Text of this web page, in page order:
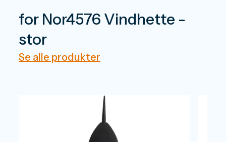
for Nor4576 Vindhette -
stor
Se alle produkter